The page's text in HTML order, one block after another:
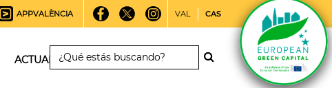
APPVALÈNCIA VAL CAS
ACTUALIDAD